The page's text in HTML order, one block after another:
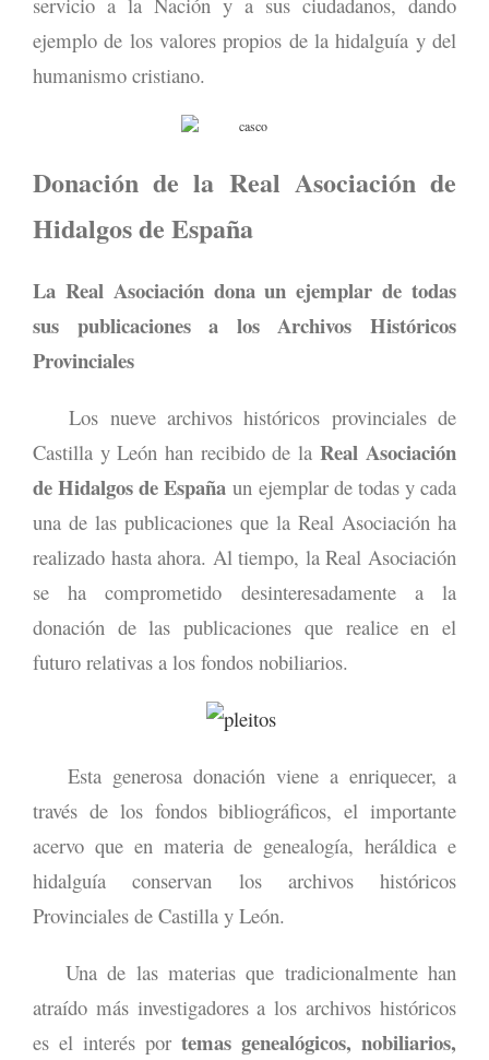
ejemplo de los valores propios de la hidalguía y del
humanismo cristiano.
Donación de la Real Asociación de
Hidalgos de España
La Real Asociación dona un ejemplar de todas
sus publicaciones a los Archivos Históricos
Provinciales
Los nueve archivos históricos provinciales de
Castilla y León han recibido de laReal Asociación
de Hidalgos de España un ejemplar de todas y cada
una de las publicaciones que la Real Asociación ha
realizado hasta ahora. Al tiempo, la Real Asociación
se ha comprometido desinteresadamente a la
donación de las publicaciones que realice en el
futuro relativas a los fondos nobiliarios.
Esta generosa donación viene a enriquecer, a
través de los fondos bibliográficos, el importante
acervo que en materia de genealogía, heráldica e
hidalguía conservan los archivos históricos
Provinciales de Castilla y León.
Una de las materias que tradicionalmente han
atraído más investigadores a los archivos históricos
es el interés por temas genealógicos, nobiliarios,